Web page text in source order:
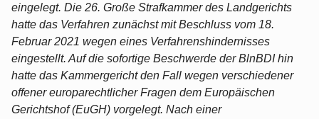
eingelegt. Die 26. Große Strafkammer des Landgerichts
hatte das Verfahren zunächst mit Beschluss vom 18.
Februar 2021 wegen eines Verfahrenshindernisses
eingestellt. Auf die sofortige Beschwerde der BlnBDI hin
hatte das Kammergericht den Fall wegen verschiedener
offener europarechtlicher Fragen dem Europäischen
Gerichtshof (EuGH) vorgelegt. Nach einer